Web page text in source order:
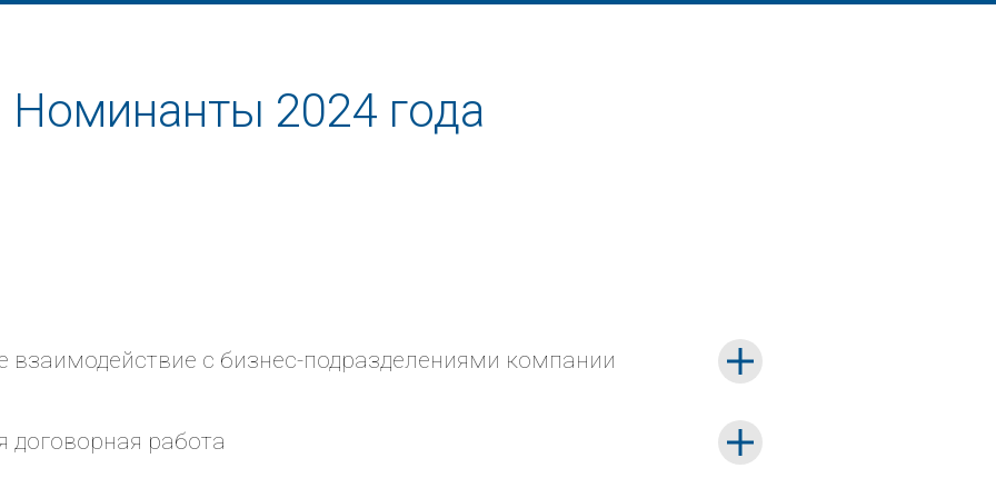
Номинанты 2024 года
взаимодействие с бизнес-подразделениями компании
договорная работа